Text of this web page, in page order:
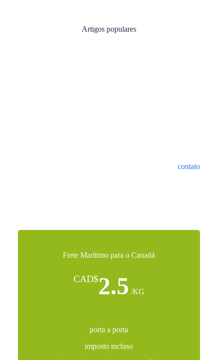
Artigos populares
envio, tempo de trânsito e tipo de serviço. Por favorcontato
Frete Marítimo para o Canadá
CAD$2.5 /KG
porta a porta
imposto incluso